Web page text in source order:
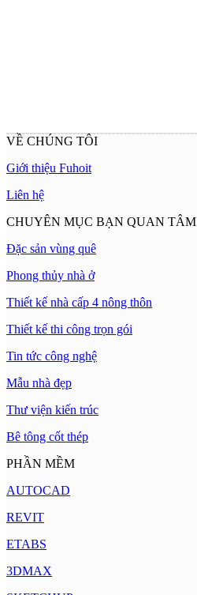
VỀ CHÚNG TÔI
Giới thiệu Fuhoit
Liên hệ
CHUYÊN MỤC BẠN QUAN TÂM
Đặc sản vùng quê
Phong thủy nhà ở
Thiết kế nhà cấp 4 nông thôn
Thiết kế thi công trọn gói
Tin tức công nghệ
Mẫu nhà đẹp
Thư viện kiến trúc
Bê tông cốt thép
PHẦN MỀM
AUTOCAD
REVIT
ETABS
3DMAX